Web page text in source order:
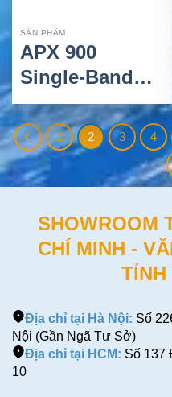
SẢN PHẨM
APX 900
Single-Band
P25 Portable
Radio – Bộ
Đàm P25 Nhỏ
Gọn, Hiệu Quả
1 2 3 4
SHOWROOM
CHÍ MINH -
TỈNH
Địa chỉ tại Hà Nội: Số
Nội (Gần Ngã Tư Sở)
Địa chỉ tại HCM: Số 137
10